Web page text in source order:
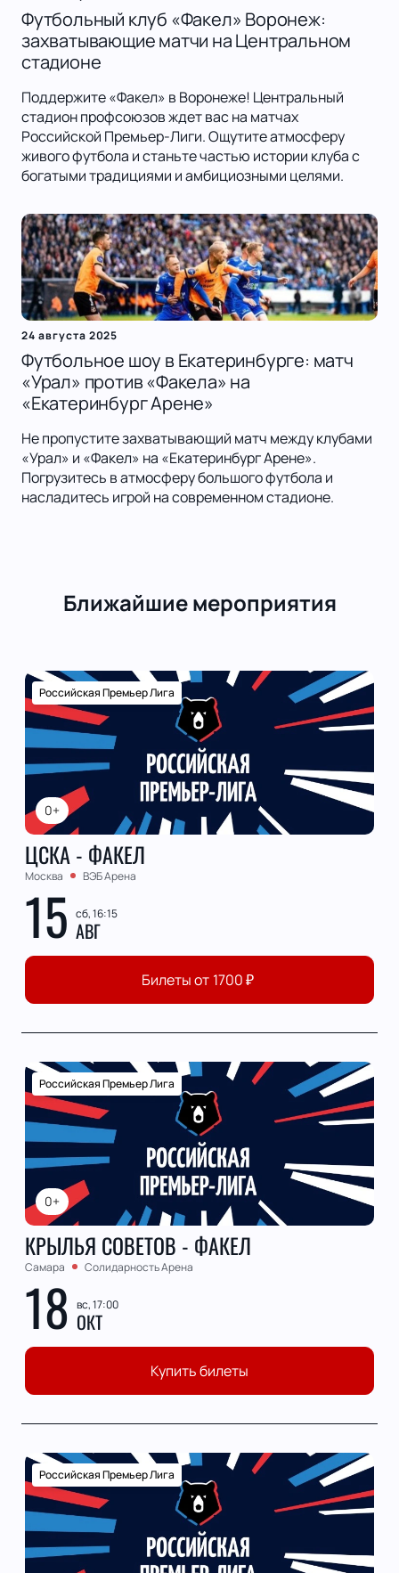
Футбольный клуб «Факел» Воронеж:
захватывающие матчи на Центральном
стадионе
Поддержите «Факел» в Воронеже! Центральный
стадион профсоюзов ждет вас на матчах
Российской Премьер-Лиги. Ощутите атмосферу
живого футбола и станьте частью истории клуба с
богатыми традициями и амбициозными целями.
24 августа 2025
Футбольное шоу в Екатеринбурге: матч
«Урал» против «Факела» на
«Екатеринбург Арене»
Не пропустите захватывающий матч между клубами
«Урал» и «Факел» на «Екатеринбург Арене».
Погрузитесь в атмосферу большого футбола и
насладитесь игрой на современном стадионе.
Ближайшие мероприятия
0+
Российская Премьер Лига
ЦСКА - ФАКЕЛ
Москва ВЭБ Арена
15 сб, 16:15
АВГ
Билеты от 1700₽
0+
Российская Премьер Лига
КРЫЛЬЯ СОВЕТОВ - ФАКЕЛ
Самара Солидарность Арена
18 вс, 17:00
ОКТ
Купить билеты
Российская Премьер Лига